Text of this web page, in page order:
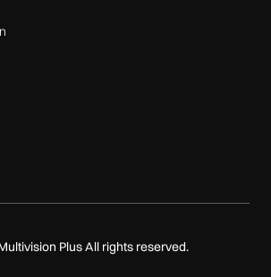
Plus All rights reserved.